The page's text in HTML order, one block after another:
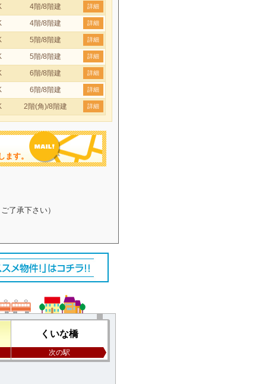
4階/8階建 詳細
4階/8階建 詳細
5階/8階建 詳細
5階/8階建 詳細
6階/8階建 詳細
6階/8階建 詳細
2階(角)/8階建 詳細
す。
了承下さい）
くいな橋
次の駅